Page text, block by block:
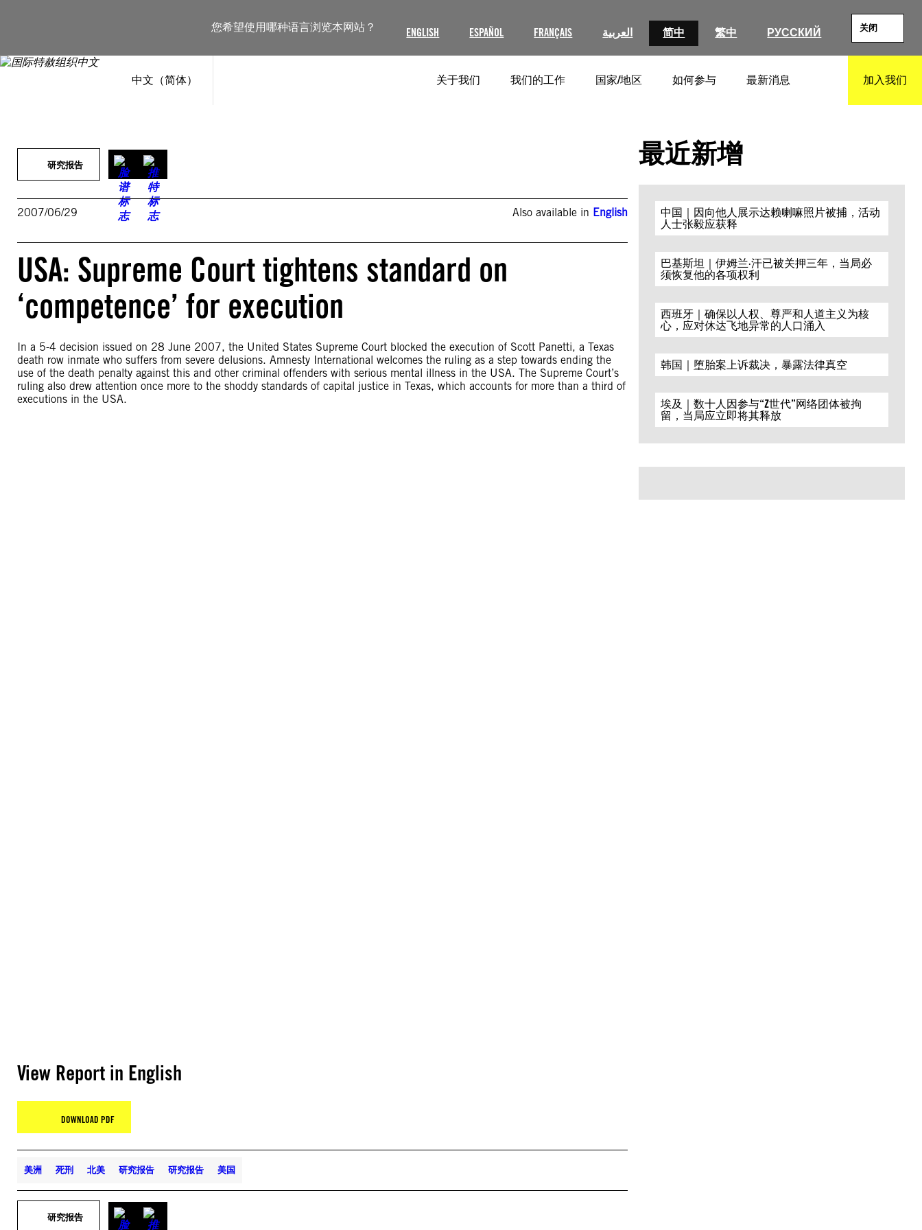
您希望使用哪种语言浏览本网站？ ENGLISH ESPAÑOL FRANÇAIS العربية 简中 繁中 РУССКИЙ 关闭
中文（简体） 关于我们 我们的工作 国家/地区 如何参与 最新消息 加入我们
研究报告
2007/06/29 Also available in English
USA: Supreme Court tightens standard on
‘competence’ for execution
In a 5-4 decision issued on 28 June 2007, the United States Supreme Court blocked the execution of Scott Panetti, a Texas
death row inmate who suffers from severe delusions. Amnesty International welcomes the ruling as a step towards ending the
use of the death penalty against this and other criminal offenders with serious mental illness in the USA. The Supreme Court’s
ruling also drew attention once more to the shoddy standards of capital justice in Texas, which accounts for more than a third of
executions in the USA.
View Report in English
DOWNLOAD PDF
美洲 死刑 北美 研究报告 研究报告 美国
研究报告
最近新增
中国｜因向他人展示达赖喇嘛照片被捕，活动
人士张毅应获释
巴基斯坦｜伊姆兰·汗已被关押三年，当局必
须恢复他的各项权利
西班牙｜确保以人权、尊严和人道主义为核
心，应对休达飞地异常的人口涌入
韩国｜堕胎案上诉裁决，暴露法律真空
埃及｜数十人因参与“Z世代”网络团体被拘
留，当局应立即将其释放